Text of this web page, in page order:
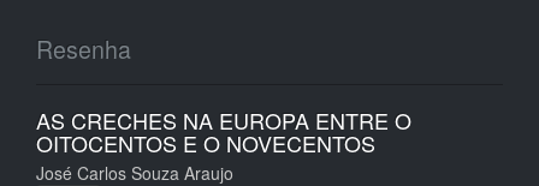
Resenha
AS CRECHES NA EUROPA ENTRE O
OITOCENTOS E O NOVECENTOS
José Carlos Souza Araujo